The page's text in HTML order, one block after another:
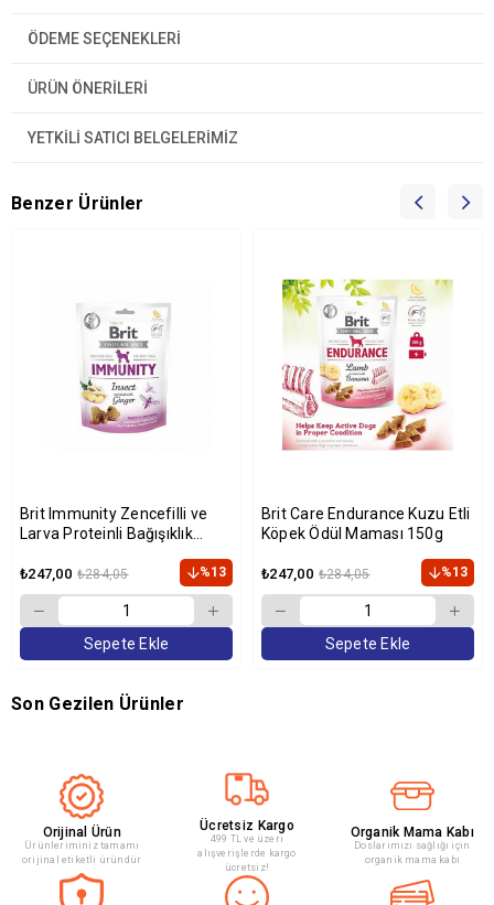
ÖDEME SEÇENEKLERI
ÜRÜN ÖNERILERI
YETKİLİ SATICI BELGELERİMİZ
Benzer Ürünler
Brit Immunity Zencefilli ve
Larva Proteinli Bağışıklık
gr
₺247,00 ₺284,05 %13
Sepete Ekle
Brit Care Endurance Kuzu Etli
Köpek Ödül Maması 150g
₺247,00 ₺284,05 %13
Sepete Ekle
Son Gezilen Ürünler
Orijinal Ürün
Ürünleriminiz tamamı
orijinal etiketli üründür
Ücretsiz Kargo
499 TL ve üzeri
alışverişlerde kargo
ücretsiz!
Organik Mama Kabı
Doslarımızı sağlığı için
organik mama kabı